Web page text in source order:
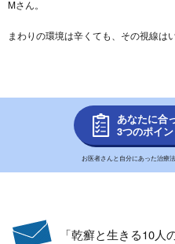
Mさん。
まわりの環境は辛くても、その視線は
あなたに合
3つのポイン
お医者さんと自分にあった治療
「乾癬と生きる10人